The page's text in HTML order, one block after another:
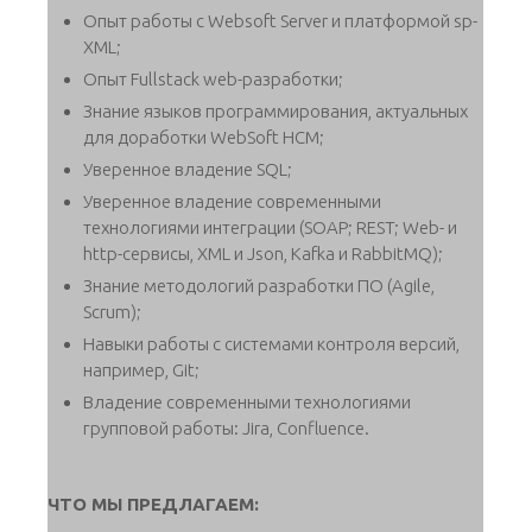
Опыт работы с Websoft Server и платформой sp-
XML;
Опыт Fullstack web-разработки;
Знание языков программирования, актуальных
для доработки WebSoft HCM;
Уверенное владение SQL;
Уверенное владение современными
технологиями интеграции (SOAP; REST; Web- и
http-сервисы, XML и Json, Kafka и RabbitMQ);
Знание методологий разработки ПО (Agile,
Scrum);
Навыки работы с системами контроля версий,
например, Git;
Владение современными технологиями
групповой работы: Jira, Confluence.
ЧТО МЫ ПРЕДЛАГАЕМ: